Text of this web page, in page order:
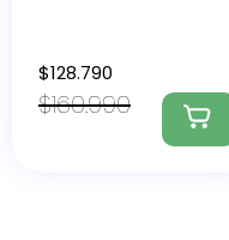
$160.990
$128.790